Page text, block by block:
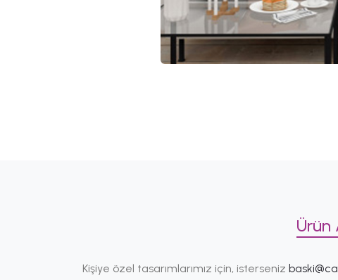
Ürün
Kişiye özel tasarımlarımız için, isterseniz